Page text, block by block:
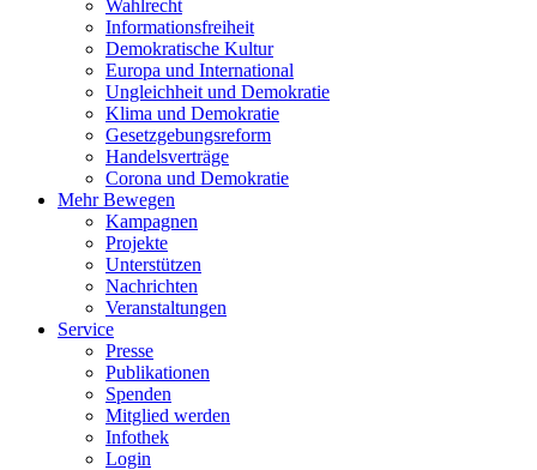
Wahlrecht
Informationsfreiheit
Demokratische Kultur
Europa und International
Ungleichheit und Demokratie
Klima und Demokratie
Gesetzgebungsreform
Handelsverträge
Corona und Demokratie
Mehr Bewegen
Kampagnen
Projekte
Unterstützen
Nachrichten
Veranstaltungen
Service
Presse
Publikationen
Spenden
Mitglied werden
Infothek
Login